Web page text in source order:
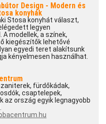
Design - Modern és
konyhák
Stosa konyhát választ,
legyen
modellek, a színek,
kiegészítők lehetővé
egyedi teret alakítsunk
kényelmesen használhat.
fürdőkádak,
csaptelepek,
az ország egyik legnagyobb